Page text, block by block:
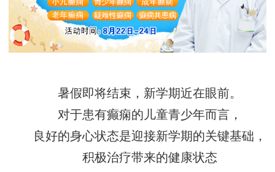
暑假即将结束，新学期近在眼前。
对于患有癫痫的儿童青少年而言，
良好的身心状态是迎接新学期的关键基础，
积极治疗带来的健康状态